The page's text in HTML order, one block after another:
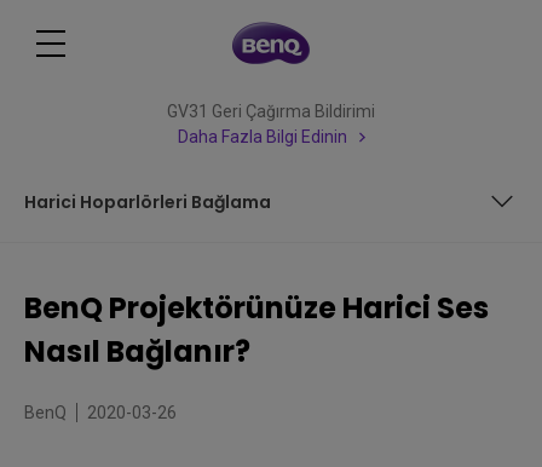
GV31 Geri Çağırma Bildirimi
Daha Fazla Bilgi Edinin
Harici Hoparlörleri Bağlama
Soundbar'ı bağlama
BenQ Projektörünüze Harici Ses
Nasıl Bağlanır?
BenQ 2020-03-26